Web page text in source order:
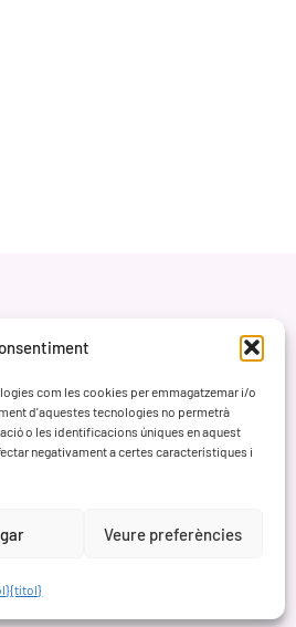
com les cookies per emmagatzemar i/o
d'aquestes tecnologies no permetrà
o les identificacions úniques en aquest
negativament a certes característiques i
Veure preferències
{títol}